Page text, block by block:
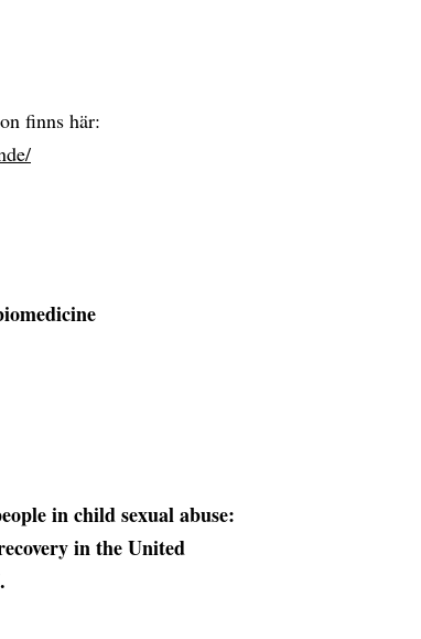
finns här:
in child sexual abuse:
in the United